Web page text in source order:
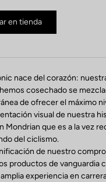
en tienda
nace del corazón:
cosechado se
de ofrecer el máximo
visual de nuestra
Mondrian que es a la vez
del ciclismo.
de nuestro
productos de vanguardia
experiencia en